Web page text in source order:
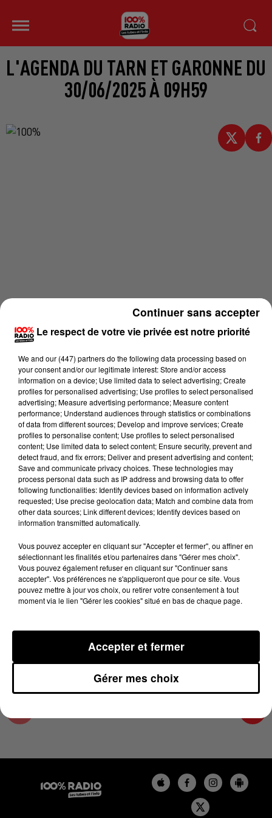
L'AGENDA DU TARN ET GARONNE DU
30/06/2025 À 09H59
Lecture (1 min 24 sec)
100%
100% Radio l'agenda du Tarn et Garonne
30 juin 2025 - 1 min 24 sec
L'AGENDA DU TARN ET GARONNE DU
30/06/2025 À 09H59
L'agenda du Tarn et Garonne
Le respect de votre vie privée est notre priorité
We and our (447) partnersdo the following data processing based on
your consent and/or our legitimate interest: Store and/or access
information on a device; Use limited data to select advertising; Create
profiles for personalised advertising; Use profiles to select personalised
advertising; Measure advertising performance; Measure content
performance; Understand audiences through statistics or combinations
of data from different sources; Develop and improve services; Create
profiles to personalise content; Use profiles to select personalised
content; Use limited data to select content; Ensure security, prevent and
detect fraud, and fix errors; Deliver and present advertising and content;
Save and communicate privacy choices. These technologies may
process personal data such as IP address and browsing data to offer
following functionalities: Identify devices based on information actively
requested; Use precise geolocation data; Match and combine data from
other data sources; Link different devices; Identify devices based on
information transmitted automatically.
Vous pouvez accepter en cliquant sur "Accepter et fermer", ou affiner en
sélectionnant les finalités et/ou partenaires dans "Gérer mes choix".
Vous pouvez également refuser en cliquant sur "Continuer sans
accepter". Vos préférences ne s'appliqueront que pour ce site. Vous
pouvez mettre à jour vos choix, ou retirer votre consentement à tout
moment via le lien "Gérer les cookies" situé en bas de chaque page.
Gérer mes choix
Accepter et fermer
Continuer sans accepter